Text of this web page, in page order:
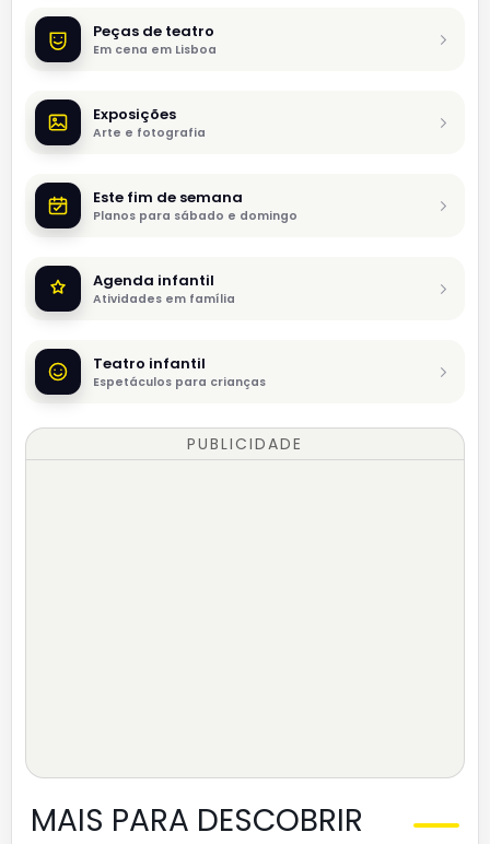
Peças de teatro
Em cena em Lisboa
Exposições
Arte e fotografia
Este fim de semana
Planos para sábado e domingo
Agenda infantil
Atividades em família
Teatro infantil
Espetáculos para crianças
PUBLICIDADE
MAIS PARA DESCOBRIR